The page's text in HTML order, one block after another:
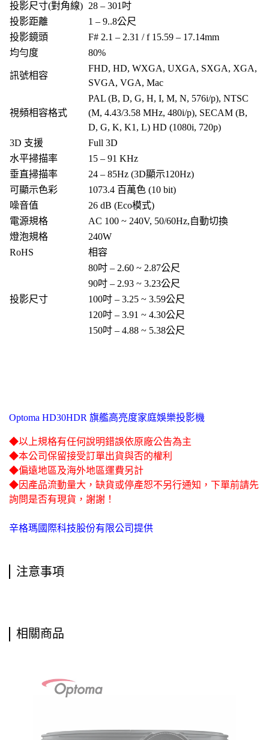
投影尺寸(對角線) 28 – 301吋
投影距離
1 – 9..8公尺
投影鏡頭
F# 2.1 – 2.31 / f 15.59 – 17.14mm
均勻度
80%
訊號相容
FHD, HD, WXGA, UXGA, SXGA, XGA,
SVGA, VGA, Mac
視頻相容格式
PAL (B, D, G, H, I, M, N, 576i/p), NTSC
(M, 4.43/3.58 MHz, 480i/p), SECAM (B,
D, G, K, K1, L) HD (1080i, 720p)
3D 支援
Full 3D
水平掃描率
15 – 91 KHz
垂直掃描率
24 – 85Hz (3D顯示120Hz)
可顯示色彩
1073.4 百萬色 (10 bit)
噪音值
26 dB (Eco模式)
電源規格
AC 100 ~ 240V, 50/60Hz,自動切換
燈泡規格
240W
RoHS
相容
投影尺寸
80吋 – 2.60 ~ 2.87公尺
90吋 – 2.93 ~ 3.23公尺
100吋 – 3.25 ~ 3.59公尺
120吋 – 3.91 ~ 4.30公尺
150吋 – 4.88 ~ 5.38公尺
Optoma HD30HDR 旗艦高亮度家庭娛樂投影機
◆以上規格有任何說明錯誤依原廠公告為主
◆本公司保留接受訂單出貨與否的權利
◆偏遠地區及海外地區運費另計
◆因產品流動量大，缺貨或停產恕不另行通知，下單前請先
詢問是否有現貨，謝謝！
辛格瑪國際科技股份有限公司提供
注意事項
相關商品